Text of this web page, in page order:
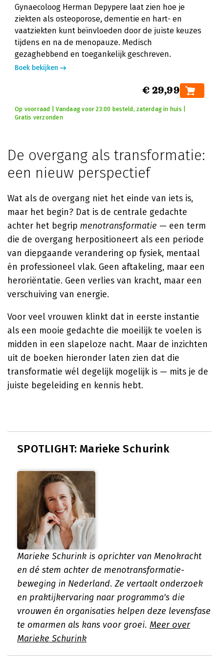
Gynaecoloog Herman Depypere laat zien hoe je
ziekten als osteoporose, dementie en hart- en
vaatziekten kunt beïnvloeden door de juiste keuzes
tijdens en na de menopauze. Medisch
gezaghebbend en toegankelijk geschreven.
Boek bekijken
€ 29,99
Op voorraad | Vandaag voor 23:00 besteld, zaterdag in huis |
Gratis verzonden
De overgang als transformatie:
een nieuw perspectief
Wat als de overgang niet het einde van iets is,
maar het begin? Dat is de centrale gedachte
achter het begrip menotransformatie — een term
die de overgang herpositioneert als een periode
van diepgaande verandering op fysiek, mentaal
én professioneel vlak. Geen aftakeling, maar een
heroriëntatie. Geen verlies van kracht, maar een
verschuiving van energie.
Voor veel vrouwen klinkt dat in eerste instantie
als een mooie gedachte die moeilijk te voelen is
midden in een slapeloze nacht. Maar de inzichten
uit de boeken hieronder laten zien dat die
transformatie wél degelijk mogelijk is — mits je de
juiste begeleiding en kennis hebt.
SPOTLIGHT: Marieke Schurink
Marieke Schurink is oprichter van Menokracht
en dé stem achter de menotransformatie-
beweging in Nederland. Ze vertaalt onderzoek
en praktijkervaring naar programma's die
vrouwen én organisaties helpen deze levensfase
te omarmen als kans voor groei. Meer over
Marieke Schurink